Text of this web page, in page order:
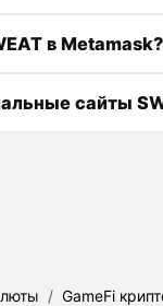
в Metamask?
сайты
/ GameFi